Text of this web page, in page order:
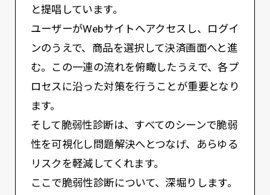
と提唱しています。
ユーザーがWebサイトへアクセスし、ログイ
ンのうえで、商品を選択して決済画面へと進
む。この一連の流れを俯瞰したうえで、各プ
ロセスに沿った対策を行うことが重要となり
ます。
そして脆弱性診断は、すべてのシーンで脆弱
性を可視化し問題解決へとつなげ、あらゆる
リスクを軽減してくれます。
ここで脆弱性診断について、深堀りします。